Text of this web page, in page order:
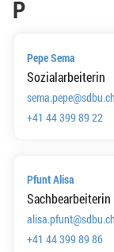
P
Pepe Sema
Sozialarbeiterin
sema.pepe@sdbu.ch
+41 44 399 89 22
Pfunt Alisa
Sachbearbeiterin
alisa.pfunt@sdbu.ch
+41 44 399 89 86